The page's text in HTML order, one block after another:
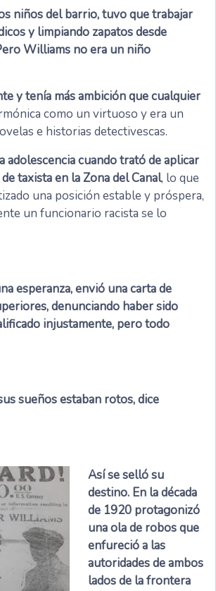
niños del barrio, tuvo que trabajar
y limpiando zapatos desde
Williams no era un niño
y tenía más ambición que cualquier
como un virtuoso y era un
e historias detectivescas.
adolescencia cuando trató de aplicar
taxista en la Zona del Canal, lo que
una posición estable y próspera,
un funcionario racista se lo
esperanza, envió una carta de
denunciando haber sido
injustamente, pero todo
sueños estaban rotos, dice
Así se selló su
destino. En la década
de 1920 protagonizó
una ola de robos que
enfureció a las
autoridades de ambos
lados de la frontera